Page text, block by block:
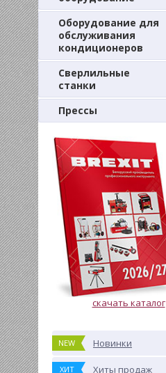
Оборудование для
обслуживания
кондиционеров
Сверлильные
станки
Прессы
скачать каталог
NEW Новинки
ХИТ Хиты продаж